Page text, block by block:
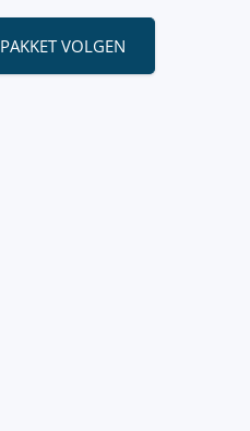
PAKKET VOLGEN